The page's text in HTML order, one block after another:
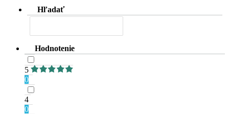
Hľadať
Hodnotenie
5
0
4
0